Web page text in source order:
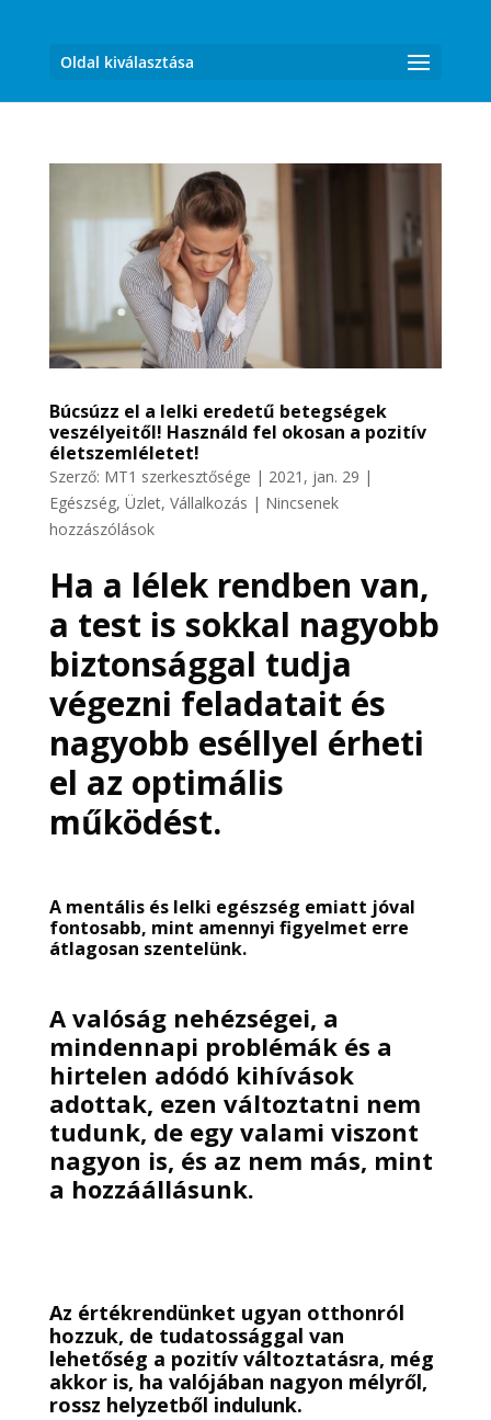
Oldal kiválasztása
Búcsúzz el a lelki eredetű betegségek
veszélyeitől! Használd fel okosan a pozitív
életszemléletet!
Szerző: MT1 szerkesztősége | 2021, jan. 29 |
Egészség, Üzlet, Vállalkozás | Nincsenek
hozzászólások
Ha a lélek rendben van,
a test is sokkal nagyobb
biztonsággal tudja
végezni feladatait és
nagyobb eséllyel érheti
el az optimális
működést.
A mentális és lelki egészség emiatt jóval
fontosabb, mint amennyi figyelmet erre
átlagosan szentelünk.
A valóság nehézségei, a
mindennapi problémák és a
hirtelen adódó kihívások
adottak, ezen változtatni nem
tudunk, de egy valami viszont
nagyon is, és az nem más, mint
a hozzáállásunk.
Az értékrendünket ugyan otthonról
hozzuk, de tudatossággal van
lehetőség a pozitív változtatásra, még
akkor is, ha valójában nagyon mélyről,
rossz helyzetből indulunk.